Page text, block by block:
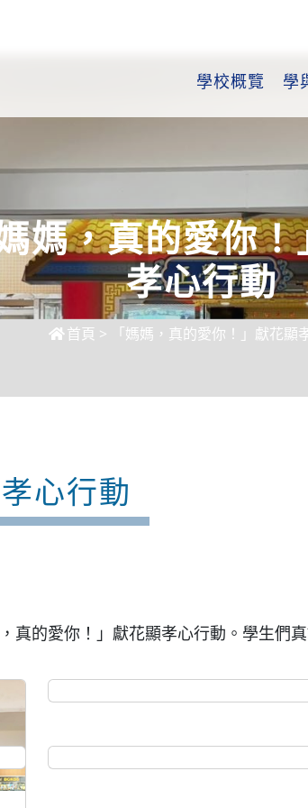
學校概覽 學
媽，真的愛你
孝心行動
首頁 > 「媽媽，真的愛你！」獻花顯
心行動
真的愛你！」獻花顯孝心行動。學生們